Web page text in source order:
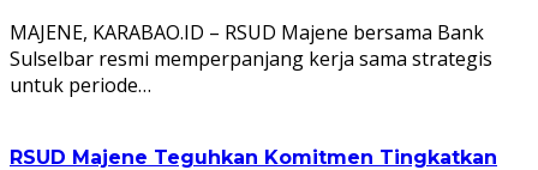
MAJENE, KARABAO.ID – RSUD Majene bersama Bank
Sulselbar resmi memperpanjang kerja sama strategis
untuk periode…
RSUD Majene Teguhkan Komitmen Tingkatkan